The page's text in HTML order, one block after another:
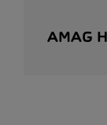
AMAG